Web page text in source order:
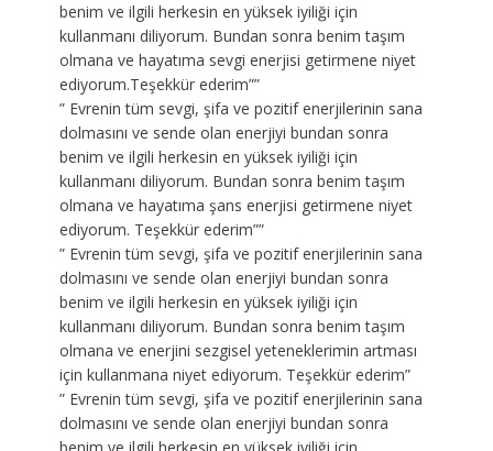
benim ve ilgili herkesin en yüksek iyiliği için
kullanmanı diliyorum. Bundan sonra benim taşım
olmana ve hayatıma sevgi enerjisi getirmene niyet
ediyorum.Teşekkür ederim””
” Evrenin tüm sevgi, şifa ve pozitif enerjilerinin sana
dolmasını ve sende olan enerjiyi bundan sonra
benim ve ilgili herkesin en yüksek iyiliği için
kullanmanı diliyorum. Bundan sonra benim taşım
olmana ve hayatıma şans enerjisi getirmene niyet
ediyorum. Teşekkür ederim””
” Evrenin tüm sevgi, şifa ve pozitif enerjilerinin sana
dolmasını ve sende olan enerjiyi bundan sonra
benim ve ilgili herkesin en yüksek iyiliği için
kullanmanı diliyorum. Bundan sonra benim taşım
olmana ve enerjini sezgisel yeteneklerimin artması
için kullanmana niyet ediyorum. Teşekkür ederim”
” Evrenin tüm sevgi, şifa ve pozitif enerjilerinin sana
dolmasını ve sende olan enerjiyi bundan sonra